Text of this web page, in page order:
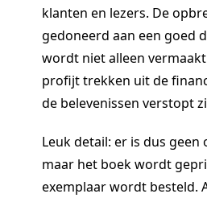
klanten en lezers. De
gedoneerd aan een goed
wordt niet alleen
profijt trekken uit de
de belevenissen verstopt
Leuk detail: er is dus
maar het boek wordt
exemplaar wordt besteld.